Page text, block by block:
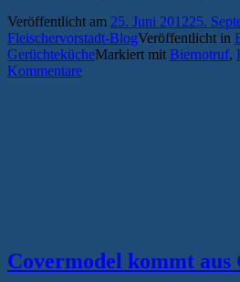
Veröffentlicht am 25. Juni 201225.
Fleischervorstadt-BlogVeröffentlicht in
GerüchtekücheMarkiert mit Biernotruf,
Kommentare
Covermodel kommt